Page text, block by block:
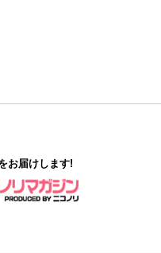
お届けします!